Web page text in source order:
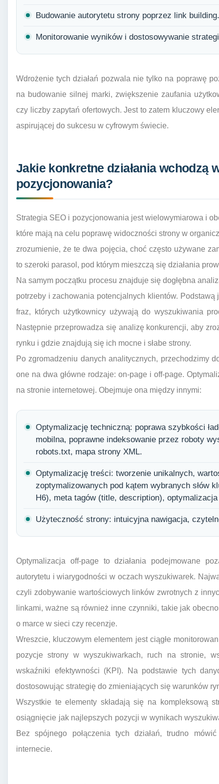
Budowanie autorytetu strony poprzez link building.
Monitorowanie wyników i dostosowywanie
Wdrożenie tych działań pozwala nie tylko na poprawę
na budowanie silnej marki, zwiększenie zaufania
czy liczby zapytań ofertowych. Jest to zatem kluczowy
aspirującej do sukcesu w cyfrowym świecie.
Jakie konkretne działania wchodzą
pozycjonowania?
Strategia SEO i pozycjonowania jest wielowymiarowa i
które mają na celu poprawę widoczności strony w
zrozumienie, że te dwa pojęcia, choć często używane
to szeroki parasol, pod którym mieszczą się działania
Na samym początku procesu znajduje się dogłębna
potrzeby i zachowania potencjalnych klientów.
fraz, których użytkownicy używają do wyszukiwania
Następnie przeprowadza się analizę konkurencji, aby
rynku i gdzie znajdują się ich mocne i słabe strony.
Po zgromadzeniu danych analitycznych, przechodzimy
one na dwa główne rodzaje: on-page i off-page.
na stronie internetowej. Obejmuje ona między innymi:
Optymalizację techniczną: poprawa szybkości
mobilna, poprawne indeksowanie przez roboty
robots.txt, mapa strony XML.
Optymalizację treści: tworzenie unikalnych,
zoptymalizowanych pod kątem wybranych słów
H6), meta tagów (title, description),
Użyteczność strony: intuicyjna nawigacja,
Optymalizacja off-page to działania podejmowane
autorytetu i wiarygodności w oczach wyszukiwarek.
czyli zdobywanie wartościowych linków zwrotnych z
linkami, ważne są również inne czynniki, takie jak
o marce w sieci czy recenzje.
Wreszcie, kluczowym elementem jest ciągłe
pozycje strony w wyszukiwarkach, ruch na stronie,
wskaźniki efektywności (KPI). Na podstawie tych
dostosowując strategię do zmieniających się warunków
Wszystkie te elementy składają się na kompleksową
osiągnięcie jak najlepszych pozycji w wynikach
Bez spójnego połączenia tych działań, trudno
internecie.